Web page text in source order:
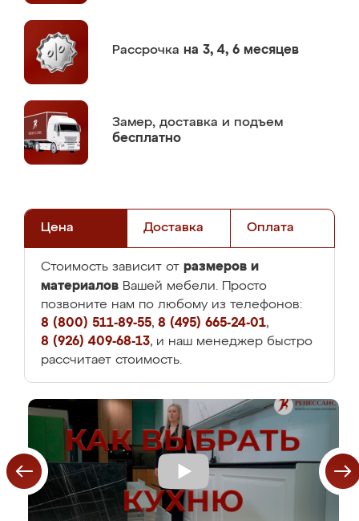
Рассрочка на 3, 4, 6 месяцев
Замер, доставка и подъем
бесплатно
Цена Доставка Оплата
Стоимость зависит от размеров и
материалов Вашей мебели. Просто
позвоните нам по любому из телефонов:
8 (800) 511-89-55, 8 (495) 665-24-01,
8 (926) 409-68-13, и наш менеджер быстро
рассчитает стоимость.